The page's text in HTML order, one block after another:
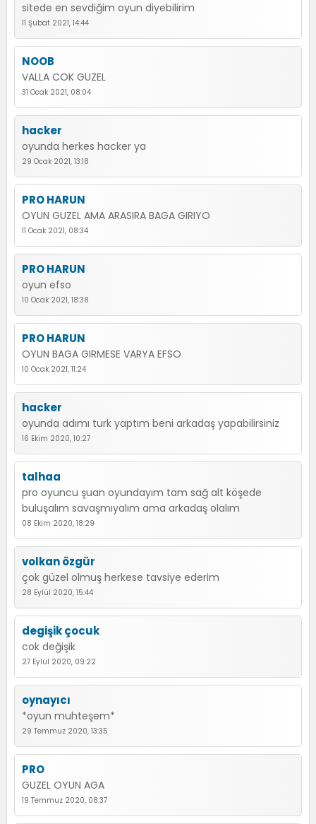
sitede en sevdiğim oyun diyebilirim
11 Şubat 2021, 14:44
NOOB
VALLA COK GUZEL
31 Ocak 2021, 08:04
hacker
oyunda herkes hacker ya
29 Ocak 2021, 13:18
PRO HARUN
OYUN GUZEL AMA ARASIRA BAGA GIRIYO
11 Ocak 2021, 08:34
PRO HARUN
oyun efso
10 Ocak 2021, 18:38
PRO HARUN
OYUN BAGA GIRMESE VARYA EFSO
10 Ocak 2021, 11:24
hacker
oyunda adımı turk yaptım beni arkadaş yapabilirsiniz
16 Ekim 2020, 10:27
talhaa
pro oyuncu şuan oyundayım tam sağ alt köşede
buluşalım savaşmıyalım ama arkadaş olalım
08 Ekim 2020, 18:29
volkan özgür
çok güzel olmuş herkese tavsiye ederim
28 Eylül 2020, 15:44
degişik çocuk
cok değişik
27 Eylül 2020, 09:22
oynayıcı
*oyun muhteşem*
29 Temmuz 2020, 13:35
PRO
GUZEL OYUN AGA
19 Temmuz 2020, 08:37